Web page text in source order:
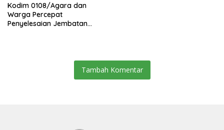
Kodim 0108/Agara dan
Warga Percepat
Penyelesaian Jembatan
Tambah Komentar